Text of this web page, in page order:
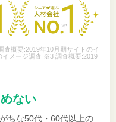
概要:2019年10月期サイトのイ
イメージ調査 ※3 調査概要:2019
ない
ちな50代・60代以上の